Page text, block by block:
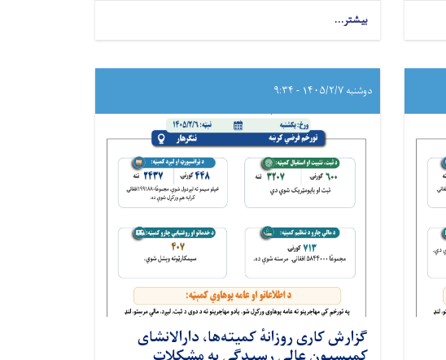
بیشتر...
دوشنبه ۱۴۰۵/۲/۷ - ۹:۳۴
گزارش کاری روزانهٔ کمیته‌ها، دارالانشای